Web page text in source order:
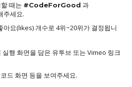
때는 #CodeForGood 과
주세요.
요(likes) 개수로 4위~20위가 결정됩니
행 화면을 담은 유투브 또는 Vimeo 링크
드 화면 등을 보여주세요.